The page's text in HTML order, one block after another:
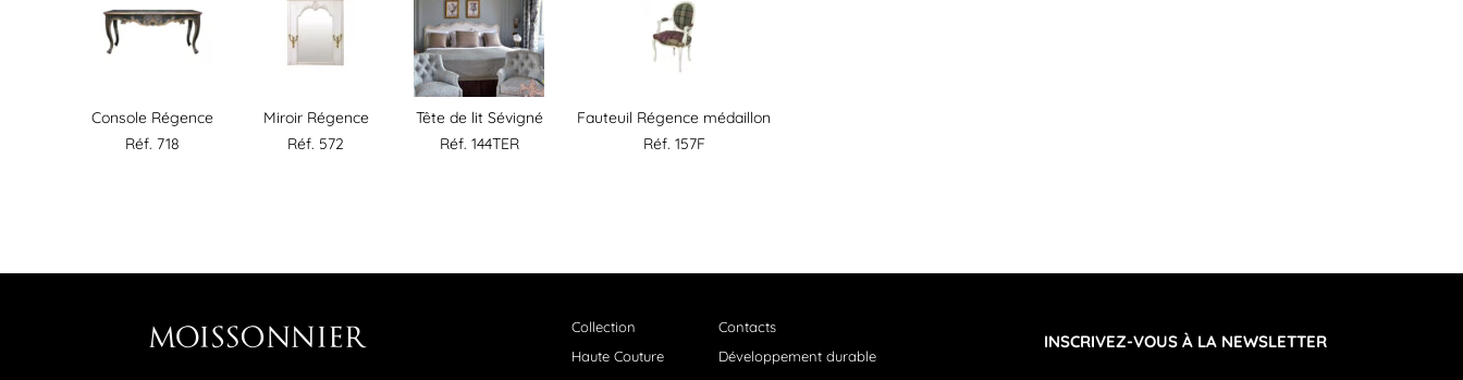
Console Régence
Réf. 718
Miroir Régence
Réf. 572
Tête de lit Sévigné
Réf. 144TER
Fauteuil Régence médaillon
Réf. 157F
Collection
Haute Couture
Contacts
Développement durable
INSCRIVEZ-VOUS À LA NEWSLETTER